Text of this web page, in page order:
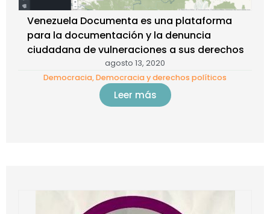
Venezuela Documenta es una plataforma
para la documentación y la denuncia
ciudadana de vulneraciones a sus derechos
agosto 13, 2020
Democracia,Democracia y derechos políticos
Leer más